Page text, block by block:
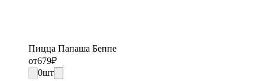
Пицца Папаша Беппе
от679₽
0шт